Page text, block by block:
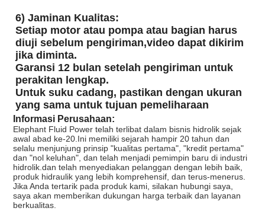
6) Jaminan Kualitas:
Setiap motor atau pompa atau bagian harus
diuji sebelum pengiriman,video dapat dikirim
jika diminta.
Garansi 12 bulan setelah pengiriman untuk
perakitan lengkap.
Untuk suku cadang, pastikan dengan ukuran
yang sama untuk tujuan pemeliharaan
Informasi Perusahaan:
Elephant Fluid Power telah terlibat dalam bisnis hidrolik sejak
awal abad ke-20.Ini memiliki sejarah hampir 20 tahun dan
selalu menjunjung prinsip "kualitas pertama", "kredit pertama"
dan "nol keluhan", dan telah menjadi pemimpin baru di industri
hidrolik.dan telah menyediakan pelanggan dengan lebih baik,
produk hidraulik yang lebih komprehensif, dan terus-menerus.
Jika Anda tertarik pada produk kami, silakan hubungi saya,
saya akan memberikan dukungan harga terbaik dan layanan
berkualitas.